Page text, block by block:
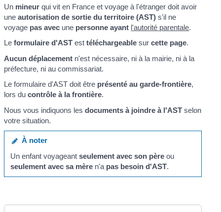
Un mineur qui vit en France et voyage à l'étranger doit avoir
uneautorisation de sortie du territoire (AST) s'il ne
voyage pas avec une personne ayant l'autorité parentale.
Leformulaire d'AST esttéléchargeable surcette page.
Aucun déplacement n'est nécessaire, ni à la mairie, ni à la
préfecture, ni au commissariat.
Le formulaire d'AST doit être présenté au garde-frontière,
lors ducontrôle à la frontière.
Nous vous indiquons lesdocuments à joindre à l'AST selon
votre situation.
À noter
Un enfant voyageant seulement avec son pèreou
seulement avec sa mèren'a pas besoin d'AST.